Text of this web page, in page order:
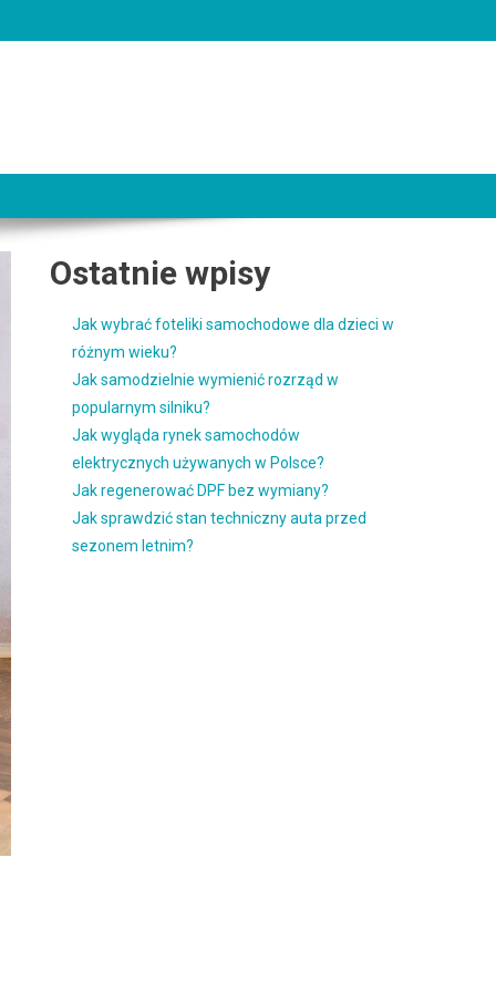
Ostatnie wpisy
Jak wybrać foteliki samochodowe dla dzieci w
różnym wieku?
Jak samodzielnie wymienić rozrząd w
popularnym silniku?
Jak wygląda rynek samochodów
elektrycznych używanych w Polsce?
Jak regenerować DPF bez wymiany?
Jak sprawdzić stan techniczny auta przed
sezonem letnim?